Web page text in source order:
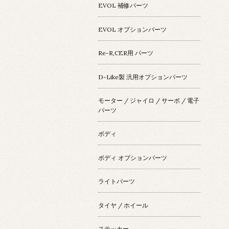
EVOL 補修パーツ
EVOL オプションパーツ
Re-R,CER用 パーツ
D-Like製 汎用オプションパーツ
モーター / ジャイロ / サーボ / 電子
パーツ
ボディ
ボディ オプションパーツ
ライトパーツ
タイヤ / ホイール